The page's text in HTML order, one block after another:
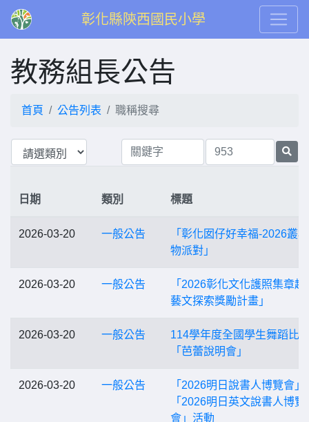
彰化縣陝西國民小學
教務組長公告
首頁 公告列表 職稱搜尋
日期 類別 標題
2026-03-20 一般公告
「彰化囡仔好幸福-2026叢
物派對」
2026-03-20 一般公告
「2026彰化文化護照集章趣
藝文探索獎勵計畫」
2026-03-20 一般公告
114學年度全國學生舞蹈比
「芭蕾說明會」
2026-03-20 一般公告
「2026明日說書人博覽會」
「2026明日英文說書人博覽
會」活動